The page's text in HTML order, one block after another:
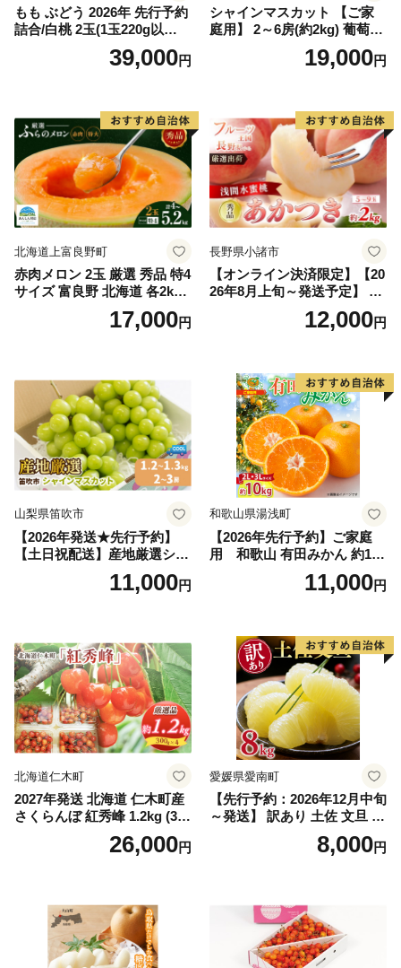
もも ぶどう 2026年 先行予約
詰合/白桃 2玉(1玉220g以
上)・シャインマスカット 晴
39,000円
シャインマスカット 【ご家
庭用】 2～6房(約2kg) 葡萄 ぶ
どう ブドウ フルーツ 果物 く
だもの 果実 旬の果物 旬のフ
19,000円
北海道上富良野町
赤肉メロン 2玉 厳選 秀品 特4
サイズ 富良野 北海道 各2kg
～2.6kg 2玉 セット ファーム
富良野 メロン めろん 果物 く
17,000円
長野県小諸市
【オンライン決済限定】【20
26年8月上旬～発送予定】 先
行予約 「浅間水蜜桃プレミ
アム」 もも あかつき 秀品 約
果肉 長野県産 小諸市
12,000円
山梨県笛吹市
【2026年発送★先行予約】
【土日祝配送】産地厳選シャ
インマスカット1.2kg～1.3kg
（2房～3房）※沖縄・離島配
笛吹市 山梨県 フルーツ 果物
ぶどう 葡萄 大粒 シャインマ
スカット おすすめ シャイン
マスカット 贈答 ギフト 産地
笛吹市 シャインマスカット
笛吹 葡萄 国産 ぶどう 人気
国産 1.2kg 先行｜
11,000円
和歌山県湯浅町
【2026年先行予約】ご家庭
用 和歌山 有田みかん 約10k
g (2L、3Lサイズ)【湯浅町】
11,000円
北海道仁木町
2027年発送 北海道 仁木町産
さくらんぼ 紅秀峰 1.2kg (300
g×4パック) Lサイズ以上 旬
桜桃 産地直送 サクランボ チ
26,000円
愛媛県愛南町
【先行予約：2026年12月中旬
～発送】 訳あり 土佐 文旦 8k
g (Mサイズ以上サイズミック
ス) 8000円 わけあり ぶんた
産 農家直送 期間限定 特産品
サイズミックス くらもとフ
ァーム 愛南町 愛媛県
8,000円